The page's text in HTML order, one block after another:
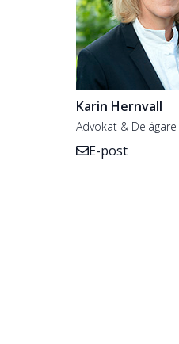
Karin Hernvall
Advokat & Delägare
E-post